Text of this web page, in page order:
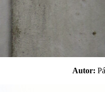
Autor: